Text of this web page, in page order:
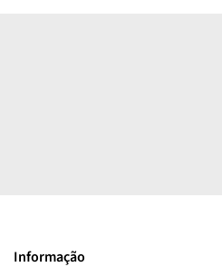
Informação